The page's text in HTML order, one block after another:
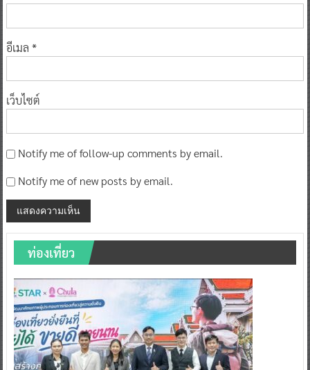
อีเมล *
เว็บไซต์
Notify me of follow-up comments by email.
Notify me of new posts by email.
ท่องเที่ยว